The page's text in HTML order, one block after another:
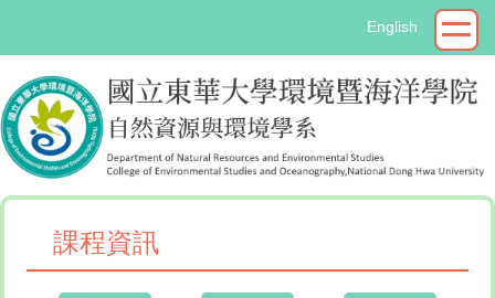
要
內
容
區
English
課程資訊